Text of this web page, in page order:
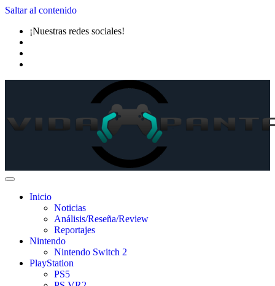
Saltar al contenido
¡Nuestras redes sociales!
Inicio
Noticias
Análisis/Reseña/Review
Reportajes
Nintendo
Nintendo Switch 2
PlayStation
PS5